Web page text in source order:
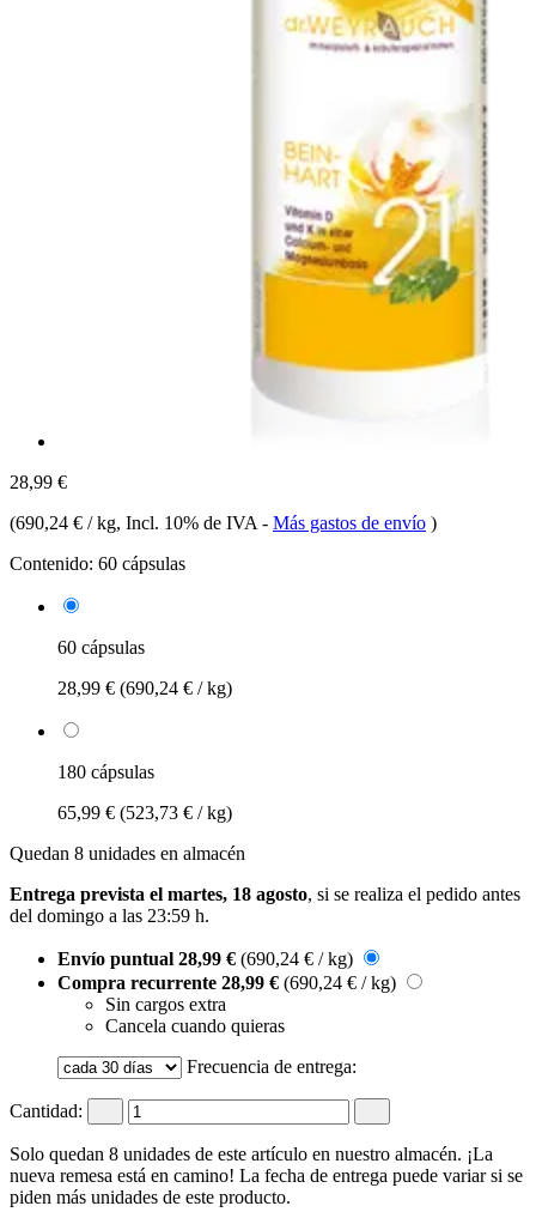
28,99 €
(690,24 € / kg, Incl. 10% de IVA - Más gastos de envío )
Contenido: 60 cápsulas
60 cápsulas
28,99 € (690,24 € / kg)
180 cápsulas
65,99 € (523,73 € / kg)
Quedan 8 unidades en almacén
Entrega prevista el martes, 18 agosto, si se realiza el pedido antes
del domingo a las 23:59 h.
Envío puntual 28,99 € (690,24 € / kg)
Compra recurrente 28,99 € (690,24 € / kg)
Sin cargos extra
Cancela cuando quieras
Frecuencia de entrega:
Cantidad:
Solo quedan 8 unidades de este artículo en nuestro almacén. ¡La
nueva remesa está en camino! La fecha de entrega puede variar si se
piden más unidades de este producto.